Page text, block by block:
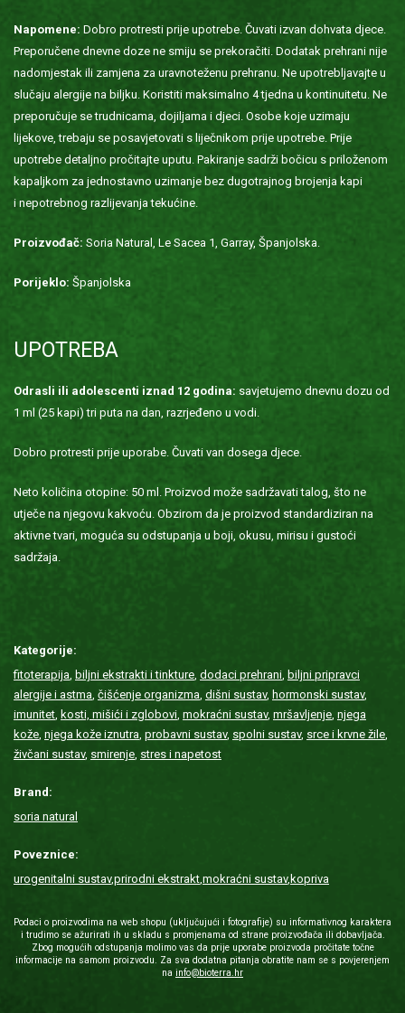
Napomene: Dobro protresti prije upotrebe. Čuvati izvan dohvata djece.
Preporučene dnevne doze ne smiju se prekoračiti. Dodatak prehrani nije
nadomjestak ili zamjena za uravnoteženu prehranu. Ne upotrebljavajte u
slučaju alergije na biljku. Koristiti maksimalno 4 tjedna u kontinuitetu. Ne
preporučuje se trudnicama, dojiljama i djeci. Osobe koje uzimaju
lijekove, trebaju se posavjetovati s liječnikom prije upotrebe. Prije
upotrebe detaljno pročitajte uputu. Pakiranje sadrži bočicu s priloženom
kapaljkom za jednostavno uzimanje bez dugotrajnog brojenja kapi
i nepotrebnog razlijevanja tekućine.
Proizvođač: Soria Natural, Le Sacea 1, Garray, Španjolska.
Porijeklo: Španjolska
UPOTREBA
Odrasli ili adolescenti iznad 12 godina: savjetujemo dnevnu dozu od
1 ml (25 kapi) tri puta na dan, razrjeđeno u vodi.
Dobro protresti prije uporabe. Čuvati van dosega djece.
Neto količina otopine: 50 ml. Proizvod može sadržavati talog, što ne
utječe na njegovu kakvoću. Obzirom da je proizvod standardiziran na
aktivne tvari, moguća su odstupanja u boji, okusu, mirisu i gustoći
sadržaja.
Kategorije:
fitoterapija, biljni ekstrakti i tinkture, dodaci prehrani, biljni pripravci
alergije i astma, čišćenje organizma, dišni sustav, hormonski sustav,
imunitet, kosti, mišići i zglobovi, mokraćni sustav, mršavljenje, njega
kože, njega kože iznutra, probavni sustav, spolni sustav, srce i krvne žile,
živčani sustav, smirenje, stres i napetost
Brand:
soria natural
Poveznice:
urogenitalni sustav,prirodni ekstrakt,mokraćni sustav, kopriva
Podaci o proizvodima na web shopu (uključujući i fotografije) su informativnog karaktera
i trudimo se ažurirati ih u skladu s promjenama od strane proizvođača ili dobavljača.
Zbog mogućih odstupanja molimo vas da prije uporabe proizvoda pročitate točne
informacije na samom proizvodu. Za sva dodatna pitanja obratite nam se s povjerenjem
na info@bioterra.hr